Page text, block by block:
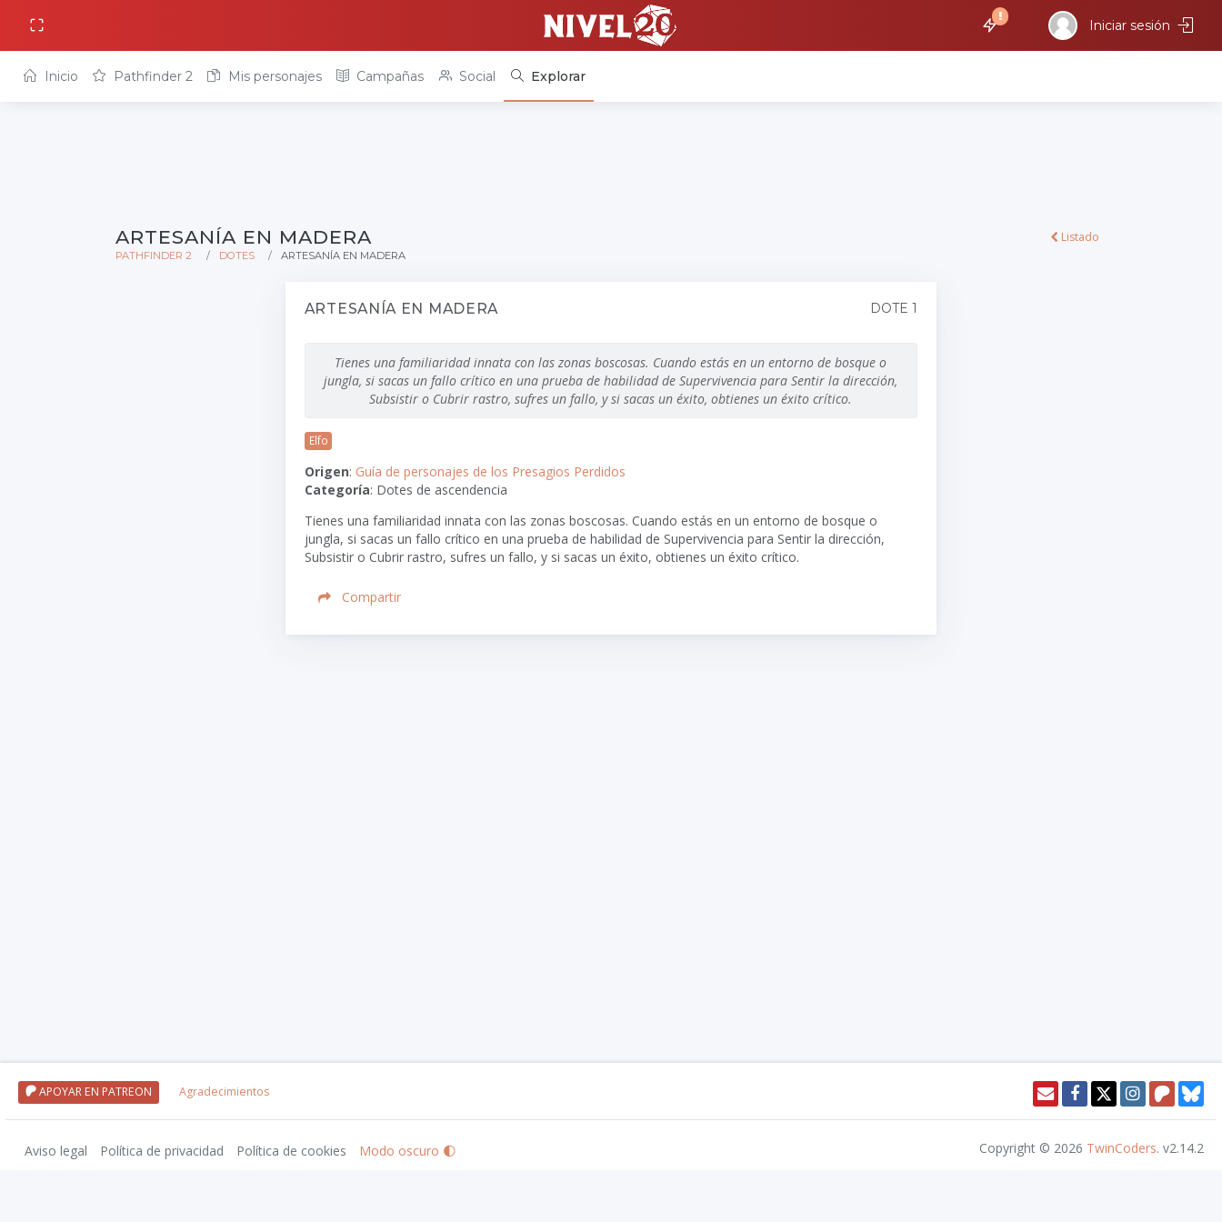
Iniciar sesión
Inicio Pathfinder 2 Mis personajes Campañas Social Explorar
ARTESANÍA EN MADERA
PATHFINDER 2 DOTES ARTESANÍA EN MADERA
Listado
ARTESANÍA EN MADERA DOTE 1
Tienes una familiaridad innata con las zonas boscosas. Cuando estás en un entorno de bosque o
jungla, si sacas un fallo crítico en una prueba de habilidad de Supervivencia para Sentir la dirección,
Subsistir o Cubrir rastro, sufres un fallo, y si sacas un éxito, obtienes un éxito crítico.
Elfo
Origen: Guía de personajes de los Presagios Perdidos
Categoría: Dotes de ascendencia
Tienes una familiaridad innata con las zonas boscosas. Cuando estás en un entorno de bosque o
jungla, si sacas un fallo crítico en una prueba de habilidad de Supervivencia para Sentir la dirección,
Subsistir o Cubrir rastro, sufres un fallo, y si sacas un éxito, obtienes un éxito crítico.
Compartir
APOYAR EN PATREON Agradecimientos
Aviso legal Política de privacidad Política de cookies Modo oscuro 🌓 Copyright © 2026 TwinCoders. v2.14.2